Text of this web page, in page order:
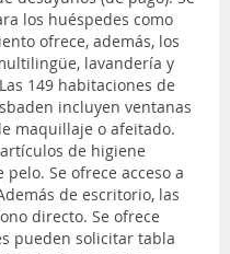
los huéspedes como
ofrece, además, los
lavandería y
149 habitaciones de
incluyen ventanas
maquillaje o afeitado.
de higiene
Se ofrece acceso a
de escritorio, las
directo. Se ofrece
pueden solicitar tabla